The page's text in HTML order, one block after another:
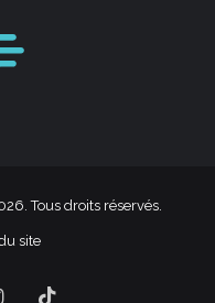
Tous droits réservés.
site
Instagram